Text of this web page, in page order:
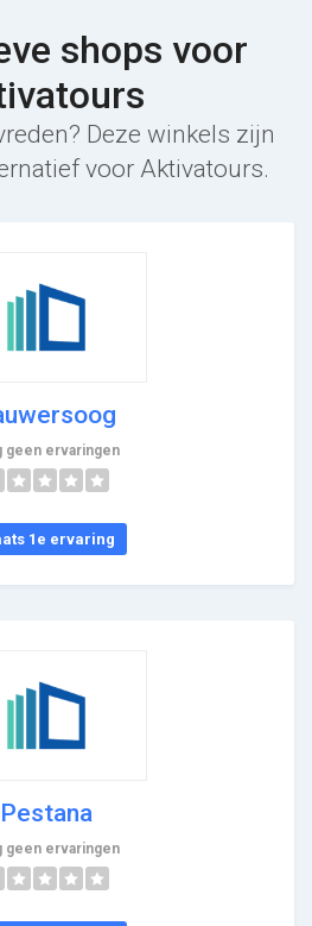
shops voor
Deze winkels zijn
voor Aktivatours.
geen ervaringen
1e ervaring
Pestana
geen ervaringen